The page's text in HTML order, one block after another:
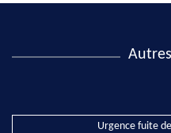
Urgence fuite